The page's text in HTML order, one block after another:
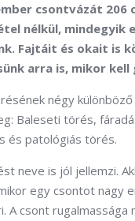
csontvázát 206
nélkül, mindegyik
Fajtáit és okait is
arra is, mikor kell
négy
Baleseti törés,
és patológiás törés.
neve is jól jellemzi.
egy csontot nagy
A csont rugalmassága